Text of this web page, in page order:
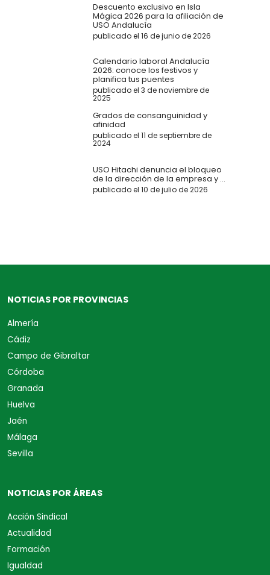
Descuento exclusivo en Isla
Mágica 2026 para la afiliación de
USO Andalucía
publicado el 16 de junio de 2026
Calendario laboral Andalucía
2026: conoce los festivos y
planifica tus puentes
publicado el 3 de noviembre de
2025
Grados de consanguinidad y
afinidad
publicado el 11 de septiembre de
2024
USO Hitachi denuncia el bloqueo
de la dirección de la empresa y ...
publicado el 10 de julio de 2026
NOTICIAS POR PROVINCIAS
Almería
Cádiz
Campo de Gibraltar
Córdoba
Granada
Huelva
Jaén
Málaga
Sevilla
NOTICIAS POR ÁREAS
Acción Sindical
Actualidad
Formación
Igualdad